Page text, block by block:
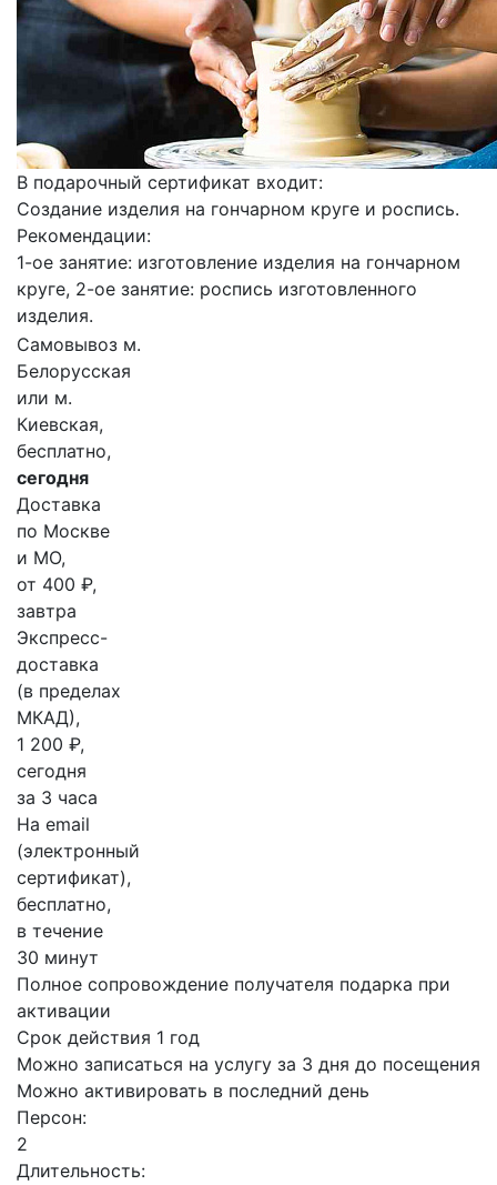
В подарочный сертификат входит:
Создание изделия на гончарном круге и роспись.
Рекомендации:
1-ое занятие: изготовление изделия на гончарном
круге, 2-ое занятие: роспись изготовленного
изделия.
Самовывоз м.
Белорусская
или м.
Киевская,
бесплатно,
сегодня
Доставка
по Москве
и МО,
от 400 ₽,
завтра
Экспресс-
доставка
(в пределах
МКАД),
1 200 ₽,
сегодня
за 3 часа
На email
(электронный
сертификат),
бесплатно,
в течение
30 минут
Полное сопровождение получателя подарка при
активации
Срок действия 1 год
Можно записаться на услугу за 3 дня до посещения
Можно активировать в последний день
Персон:
2
Длительность: